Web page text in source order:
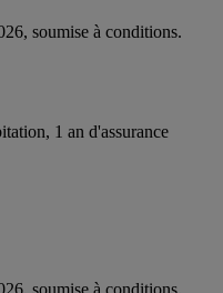
soumise à conditions.
1 an d'assurance
soumise à conditions.